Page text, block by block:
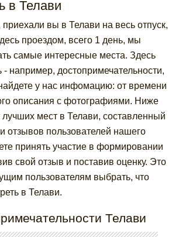
в Телави
приехали вы в Телави на весь отпуск,
проездом, всего 1 день, мы
самые интересные места. Здесь
- например, достопримечательности,
у нас инфомацию: от времени
описания с фотографиями. Ниже
лучших мест в Телави, составленный
отзывов пользователей нашего
принять участие в формировании
свой отзыв и поставив оценку. Это
пользователям выбрать, что
в Телави.
Телави